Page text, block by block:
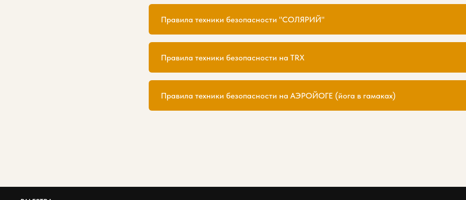
Правила техники безопасности "СОЛЯРИЙ"
Правила техники безопасности на TRX
Правила техники безопасности на АЭРОЙОГЕ (йога в гамаках)